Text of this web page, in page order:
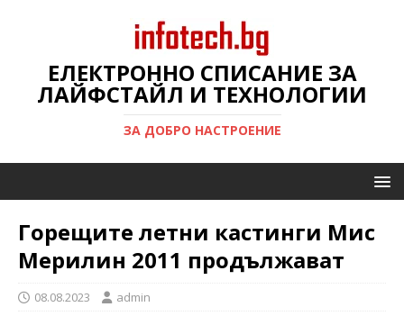
ЕЛЕКТРОННО СПИСАНИЕ ЗА
ЛАЙФСТАЙЛ И ТЕХНОЛОГИИ
ЗА ДОБРО НАСТРОЕНИЕ
Горещите летни кастинги Мис
Мерилин 2011 продължават
08.08.2023 admin